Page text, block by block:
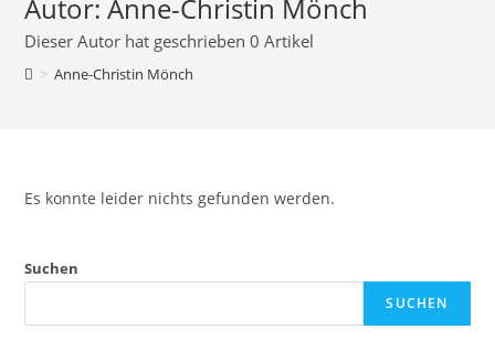
Autor:Anne-Christin Mönch
Dieser Autor hat geschrieben 0 Artikel
> Anne-Christin Mönch
Es konnte leider nichts gefunden werden.
Suchen
SUCHEN